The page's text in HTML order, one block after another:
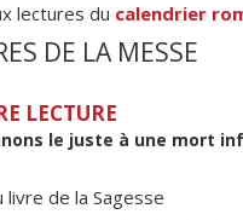
lectures du calendrier
DE LA MESSE
LECTURE
le juste à une mort
livre de la Sagesse